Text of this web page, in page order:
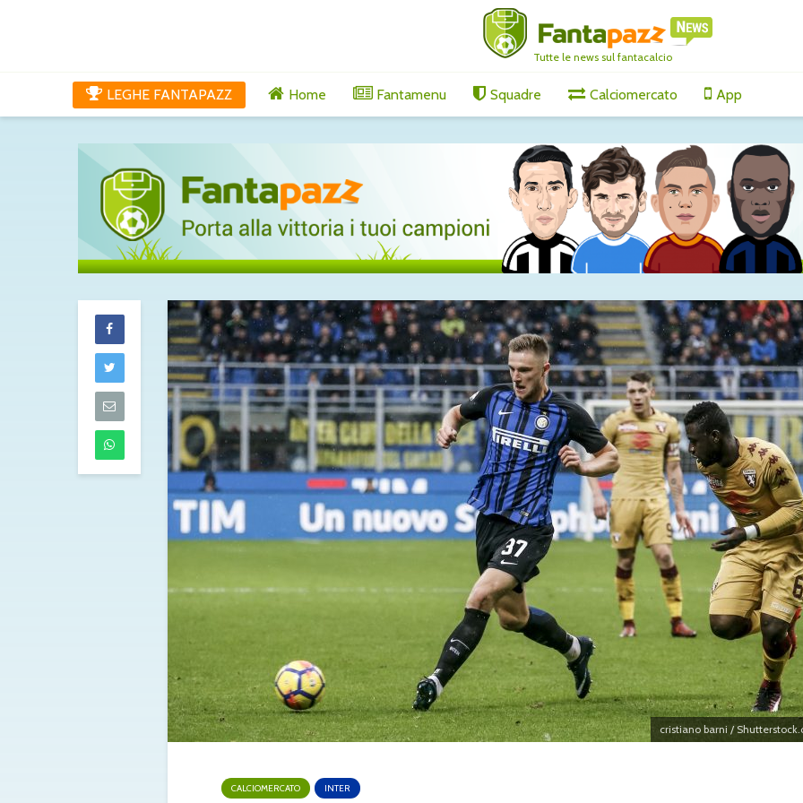
Tutte le news sul fantacalcio
LEGHE FANTAPAZZ Home Fantamenu Squadre Calciomercato App
cristiano barni /
CALCIOMERCATO INTER
Molina alla Roma: è
fatta
05/08/2026
Napoli: Lukaku non si
presenta e Gutierrez è
un giocatore del
Leverkusen
05/08/2026
il Real Madrid dà il via
Roma, Molina sempre
più vicino: accordo con
l’Atletico
05/08/2026
Monza, colpo
Robinson: arriva in
prestito dal
Southampton
05/08/2026
De Bruyne al centro del
progetto, Lukaku saluta:
intanto il mercato
accelera
05/08/2026
Tutti gli
di
05/
verso il
bene
Lazio,
ko il
05/
Touré al
accordo
l’Atalanta
05/08/